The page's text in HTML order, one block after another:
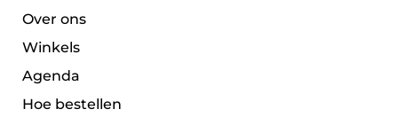
Over ons
Winkels
Agenda
Hoe bestellen